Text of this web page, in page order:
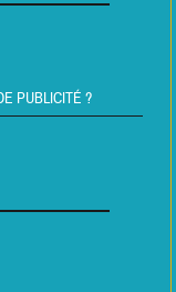
PUBLICITÉ ?